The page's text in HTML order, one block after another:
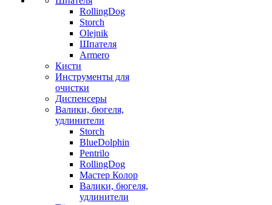
RollingDog
Storch
Olejnik
Шпателя
Armero
Кисти
Инструменты для
очистки
Диспенсеры
Валики, бюгеля,
удлинители
Storch
BlueDolphin
Pentrilo
RollingDog
Мастер Колор
Валики, бюгеля,
удлинители